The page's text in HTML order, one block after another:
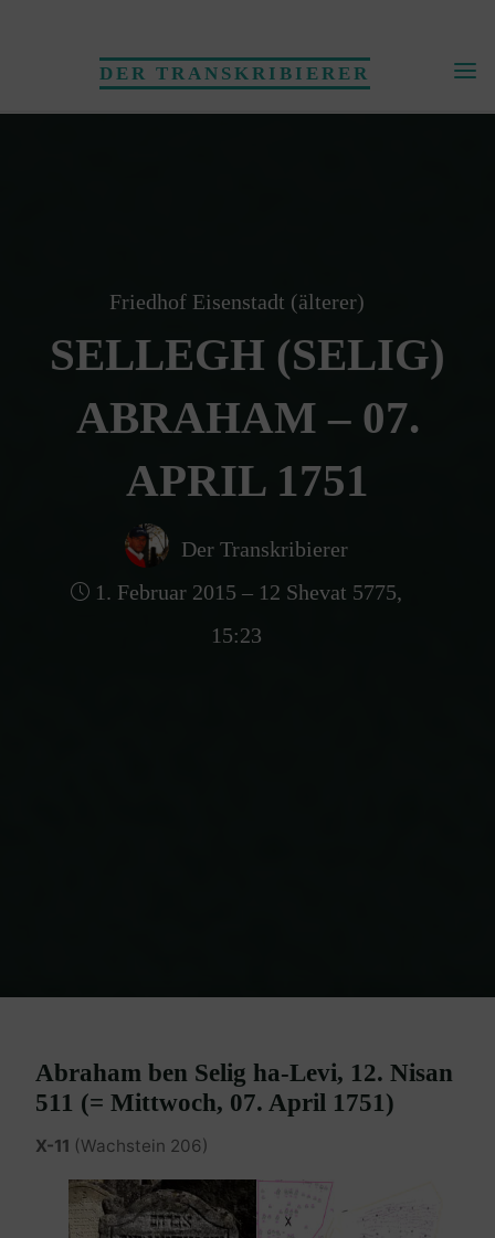
DER TRANSKRIBIERER
Friedhof Eisenstadt (älterer)
SELLEGH (SELIG)
ABRAHAM – 07.
APRIL 1751
Der Transkribierer
1. Februar 2015 – 12 Shevat 5775,
15:23
Abraham ben Selig ha-Levi, 12. Nisan
511 (= Mittwoch, 07. April 1751)
X-11 (Wachstein 206)